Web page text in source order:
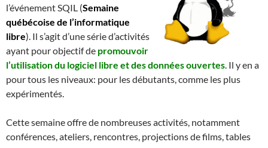
l’événement SQIL (Semaine
québécoise de l’informatique
libre). Il s’agit d’une série d’activités
ayant pour objectif de promouvoir
l’utilisation du logiciel libre et des données ouvertes. Il y en a
pour tous les niveaux: pour les débutants, comme les plus
expérimentés.
Cette semaine offre de nombreuses activités, notamment
conférences, ateliers, rencontres, projections de films, tables